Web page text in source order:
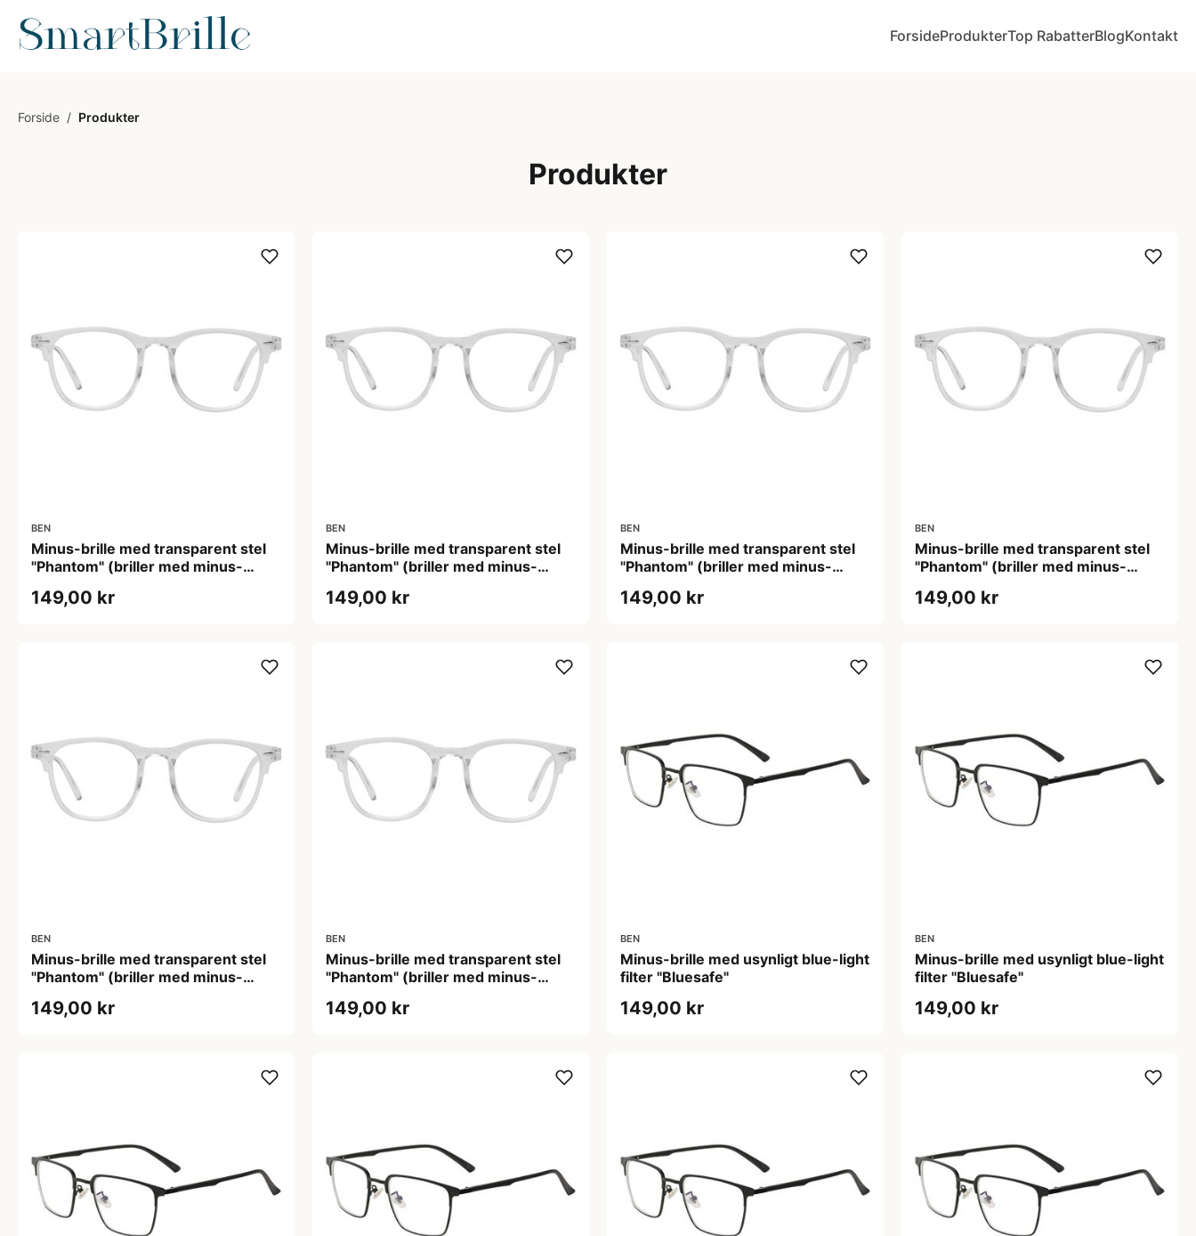
ForsideProdukterTop RabatterBlogKontakt
Forside / Produkter
Produkter
BEN
Minus-brille med transparent stel
"Phantom" (briller med minus-
149,00 kr
BEN
Minus-brille med transparent stel
"Phantom" (briller med minus-
149,00 kr
BEN
Minus-brille med transparent stel
"Phantom" (briller med minus-
149,00 kr
BEN
Minus-brille med transparent stel
"Phantom" (briller med minus-
149,00 kr
BEN
Minus-brille med transparent stel
"Phantom" (briller med minus-
149,00 kr
BEN
Minus-brille med transparent stel
"Phantom" (briller med minus-
149,00 kr
BEN
Minus-brille med usynligt blue-light
filter "Bluesafe"
149,00 kr
BEN
Minus-brille med usynligt blue-light
filter "Bluesafe"
149,00 kr